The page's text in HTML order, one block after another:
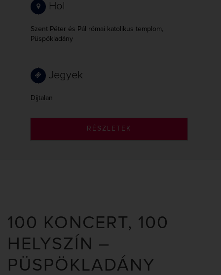
Hol
Szent Péter és Pál római katolikus templom,
Püspökladány
Jegyek
Díjtalan
RÉSZLETEK
100 KONCERT, 100
HELYSZÍN –
PÜSPÖKLADÁNY